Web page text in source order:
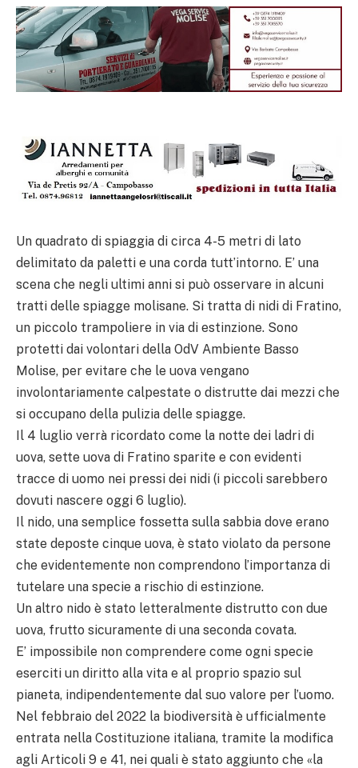
Un quadrato di spiaggia di circa 4-5 metri di lato
delimitato da paletti e una corda tutt’intorno. E’ una
scena che negli ultimi anni si può osservare in alcuni
tratti delle spiagge molisane. Si tratta di nidi di Fratino,
un piccolo trampoliere in via di estinzione. Sono
protetti dai volontari della OdV Ambiente Basso
Molise, per evitare che le uova vengano
involontariamente calpestate o distrutte dai mezzi che
si occupano della pulizia delle spiagge.
Il 4 luglio verrà ricordato come la notte dei ladri di
uova, sette uova di Fratino sparite e con evidenti
tracce di uomo nei pressi dei nidi (i piccoli sarebbero
dovuti nascere oggi 6 luglio).
Il nido, una semplice fossetta sulla sabbia dove erano
state deposte cinque uova, è stato violato da persone
che evidentemente non comprendono l’importanza di
tutelare una specie a rischio di estinzione.
Un altro nido è stato letteralmente distrutto con due
uova, frutto sicuramente di una seconda covata.
E’ impossibile non comprendere come ogni specie
eserciti un diritto alla vita e al proprio spazio sul
pianeta, indipendentemente dal suo valore per l’uomo.
Nel febbraio del 2022 la biodiversità è ufficialmente
entrata nella Costituzione italiana, tramite la modifica
agli Articoli 9 e 41, nei quali è stato aggiunto che «la